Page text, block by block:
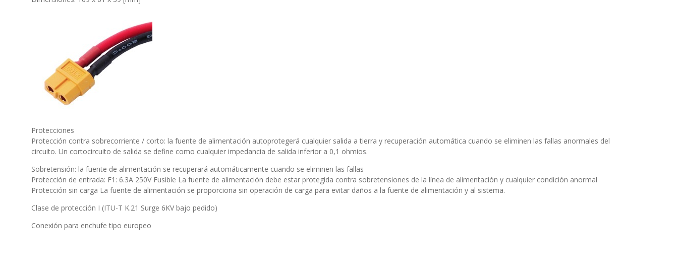
Protecciones
Protección contra sobrecorriente / corto: la fuente de alimentación autoprotegerá cualquier salida a tierra y recuperación automática cuando se eliminen las fallas anormales del
circuito. Un cortocircuito de salida se define como cualquier impedancia de salida inferior a 0,1 ohmios.
Sobretensión: la fuente de alimentación se recuperará automáticamente cuando se eliminen las fallas
Protección de entrada: F1: 6.3A 250V Fusible La fuente de alimentación debe estar protegida contra sobretensiones de la línea de alimentación y cualquier condición anormal
Protección sin carga La fuente de alimentación se proporciona sin operación de carga para evitar daños a la fuente de alimentación y al sistema.
Clase de protección I (ITU-T K.21 Surge 6KV bajo pedido)
Conexión para enchufe tipo europeo